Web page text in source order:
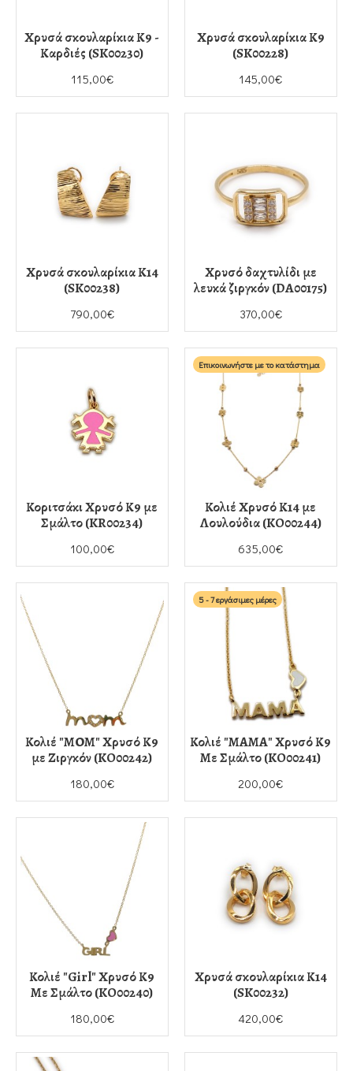
Χρυσά σκουλαρίκια Κ9 -
Καρδιές (SK00230)
115,00€
Χρυσά σκουλαρίκια Κ9
(SK00228)
145,00€
Χρυσά σκουλαρίκια Κ14
(SK00238)
790,00€
Χρυσό δαχτυλίδι με
λευκά ζιργκόν (DA00175)
370,00€
Κοριτσάκι Χρυσό Κ9 με
Σμάλτο (KR00234)
100,00€
Επικοινωνήστε με το κατάστημα
Κολιέ Χρυσό Κ14 με
Λουλούδια (KO00244)
635,00€
Κολιέ "ΜΟΜ" Χρυσό Κ9
με Ζιργκόν (KO00242)
180,00€
5 - 7 εργάσιμες μέρες
Κολιέ "ΜΑΜΑ" Χρυσό Κ9
Με Σμάλτο (KO00241)
200,00€
Κολιέ "Girl" Χρυσό Κ9
Με Σμάλτο (KO00240)
180,00€
Χρυσά σκουλαρίκια Κ14
(SK00232)
420,00€